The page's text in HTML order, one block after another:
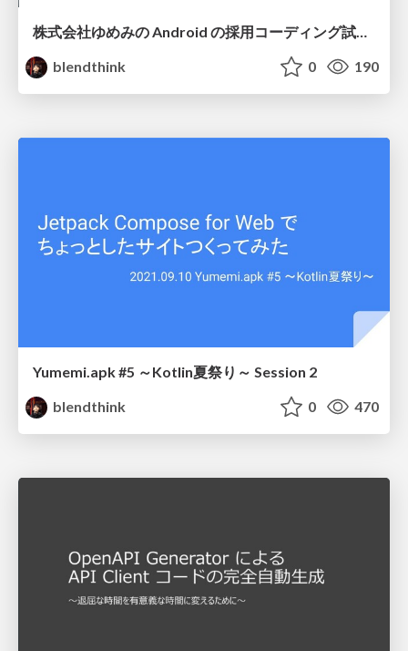
株式会社ゆめみの Android の採用コーディング試験を公開しました
blendthink
0 190
Yumemi.apk #5 ～Kotlin夏祭り～ Session 2
blendthink
0 470